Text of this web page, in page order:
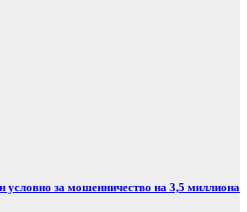
условно за мошенничество на 3,5 миллиона